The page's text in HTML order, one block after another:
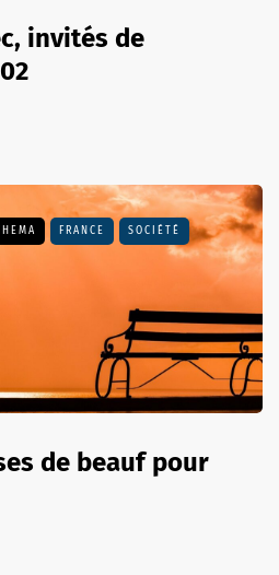
invités de
FRANCE SOCIÉTÉ
de beauf pour